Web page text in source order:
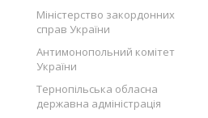
Міністерство закордонних
справ України
Антимонопольний комітет
України
Тернопільська обласна
державна адміністрація